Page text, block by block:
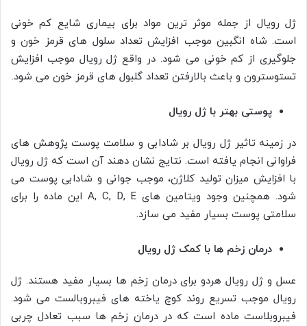
ژل رویال از جمله موثر ترین مواد برای بیماری شایع کم خونی
است. شاه انگبین موجب افزایش تعداد سلول های قرمز خون و
جلوگیری از کم خونی می شود. در واقع ژل رویال موجب افزایش
تستوسترون و باعث بالارفتن تعداد گلبول های قرمز خون می شود.
پوستی بهتر با ژل رویال
در زمینه تاثیر ژل رویال بر شادابی و سلامت پوست پژوهش های
فراوانی انجام یافته است. نتایج نشان دهند آن است که ژل رویال
با افزایش میزان تولید کلاژن، موجب جوانی و شادابی پوست می
شود. همچنین وجود ویتامین های A, C, D, E این ماده را برای
سلامتی پوست بسیار مفید می سازد.
درمان زخم ها با کمک ژل رویال
عسل و ژل رویال هردو برای درمان زخم ها بسیار مفید هستند. ژل
رویال موجب تسریع روند کوچ یاخته های فیبروبالست می شود.
فیبروبلاست ماده است که در درمان زخم ها سبب تعادل چربی